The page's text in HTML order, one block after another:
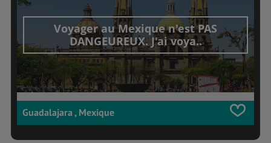
Voyager au Mexique n'est PAS
DANGEUREUX. J'ai voya..
Guadalajara , Mexique